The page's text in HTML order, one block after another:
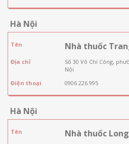
Hà Nội
Tên Nhà thuốc
Địa chỉ
Số 30 Võ Chí Công,
Nội
Điện thoại
0906 226 995
Hà Nội
Tên Nhà thuốc